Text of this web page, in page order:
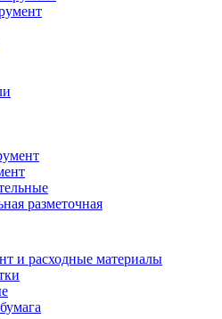
разметочная
и расходные материалы